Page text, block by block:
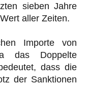
sieben Jahre
aller Zeiten.
Importe von
das Doppelte
dass die
der Sanktionen